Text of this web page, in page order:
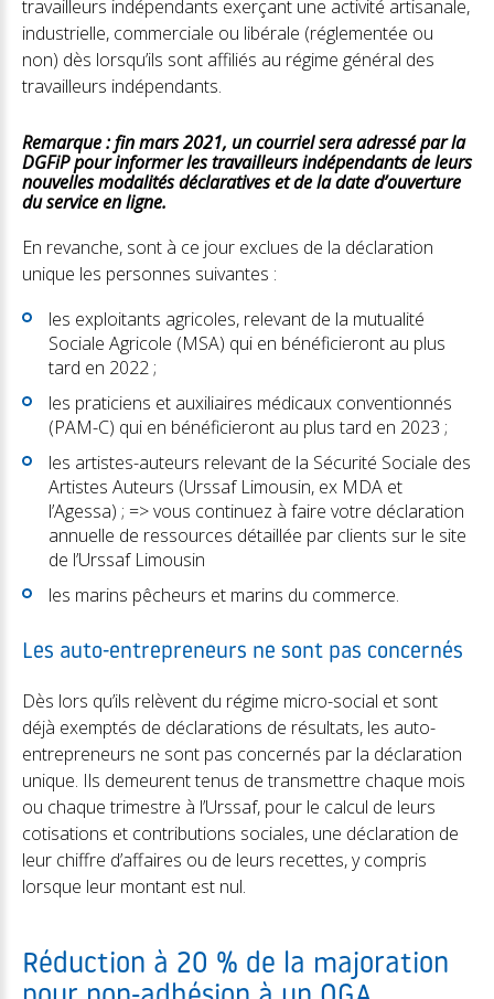
travailleurs indépendants exerçant une activité artisanale,
industrielle, commerciale ou libérale (réglementée ou
non) dès lorsqu’ils sont affiliés au régime général des
travailleurs indépendants.
Remarque : fin mars 2021, un courriel sera adressé par la
DGFiP pour informer les travailleurs indépendants de leurs
nouvelles modalités déclaratives et de la date d’ouverture
du service en ligne.
En revanche, sont à ce jour exclues de la déclaration
unique les personnes suivantes :
les exploitants agricoles, relevant de la mutualité
Sociale Agricole (MSA) qui en bénéficieront au plus
tard en 2022 ;
les praticiens et auxiliaires médicaux conventionnés
(PAM-C) qui en bénéficieront au plus tard en 2023 ;
les artistes-auteurs relevant de la Sécurité Sociale des
Artistes Auteurs (Urssaf Limousin, ex MDA et
l’Agessa) ; => vous continuez à faire votre déclaration
annuelle de ressources détaillée par clients sur le site
de l’Urssaf Limousin
les marins pêcheurs et marins du commerce.
Les auto-entrepreneurs ne sont pas concernés
Dès lors qu’ils relèvent du régime micro-social et sont
déjà exemptés de déclarations de résultats, les auto-
entrepreneurs ne sont pas concernés par la déclaration
unique. Ils demeurent tenus de transmettre chaque mois
ou chaque trimestre à l’Urssaf, pour le calcul de leurs
cotisations et contributions sociales, une déclaration de
leur chiffre d’affaires ou de leurs recettes, y compris
lorsque leur montant est nul.
Réduction à 20 % de la majoration